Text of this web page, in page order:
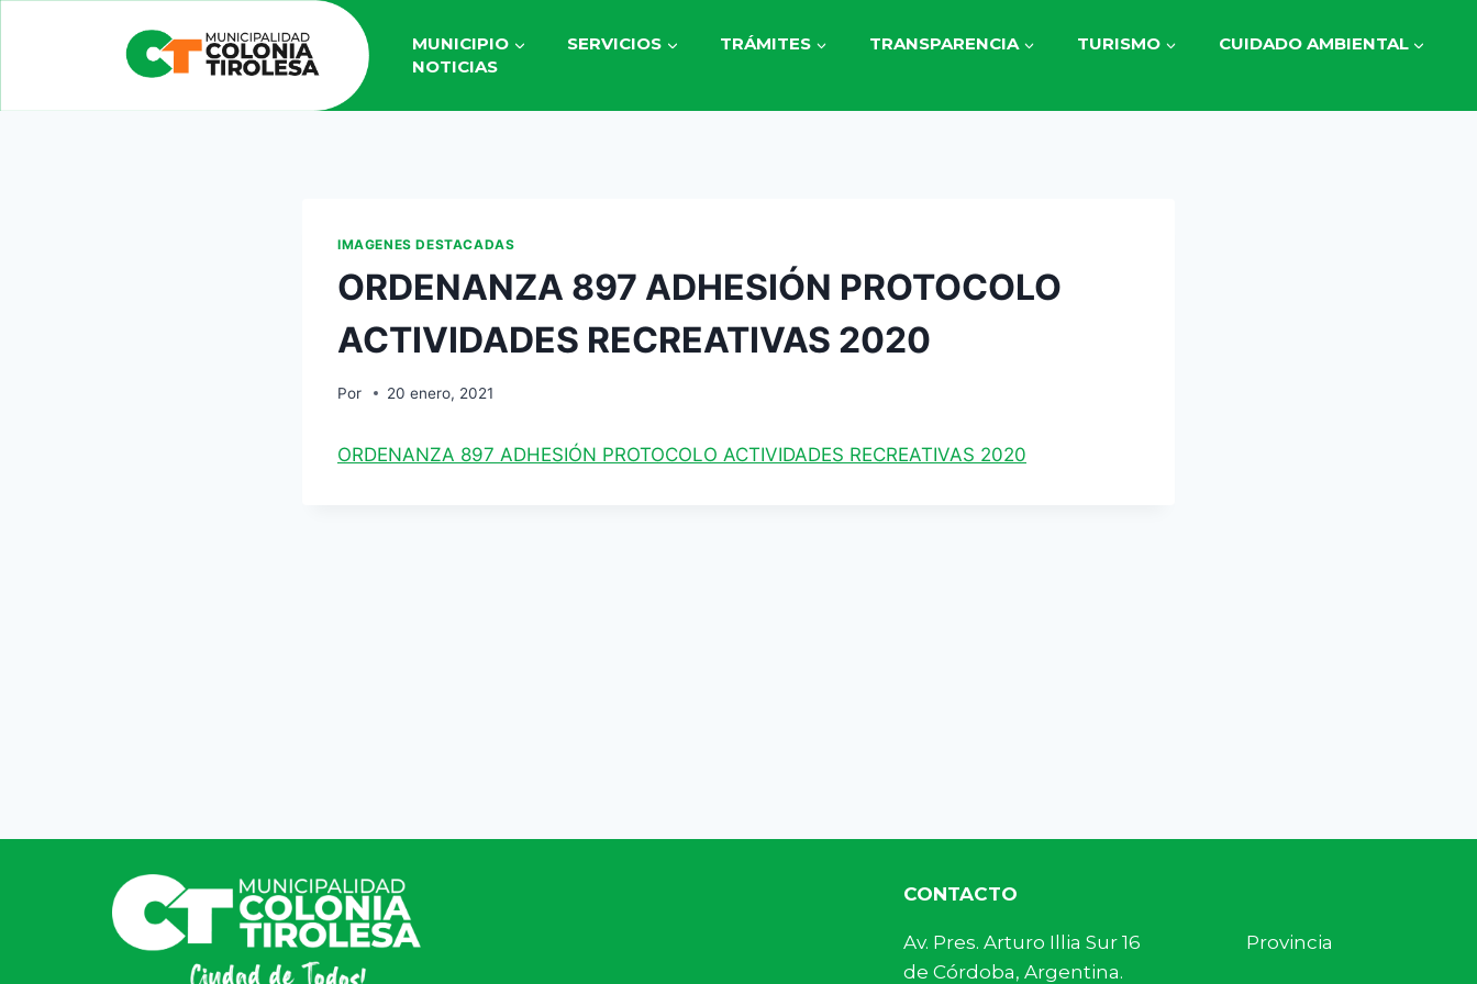
MUNICIPIO SERVICIOS TRÁMITES TRANSPARENCIA TURISMO
CUIDADO AMBIENTAL
NOTICIAS
IMAGENES DESTACADAS
ORDENANZA 897 ADHESIÓN PROTOCOLO
ACTIVIDADES RECREATIVAS 2020
Por 20 enero, 2021
ORDENANZA 897 ADHESIÓN PROTOCOLO ACTIVIDADES RECREATIVAS 2020
CONTACTO
Av. Pres. Arturo Illia Sur 16 Provincia
de Córdoba, Argentina.